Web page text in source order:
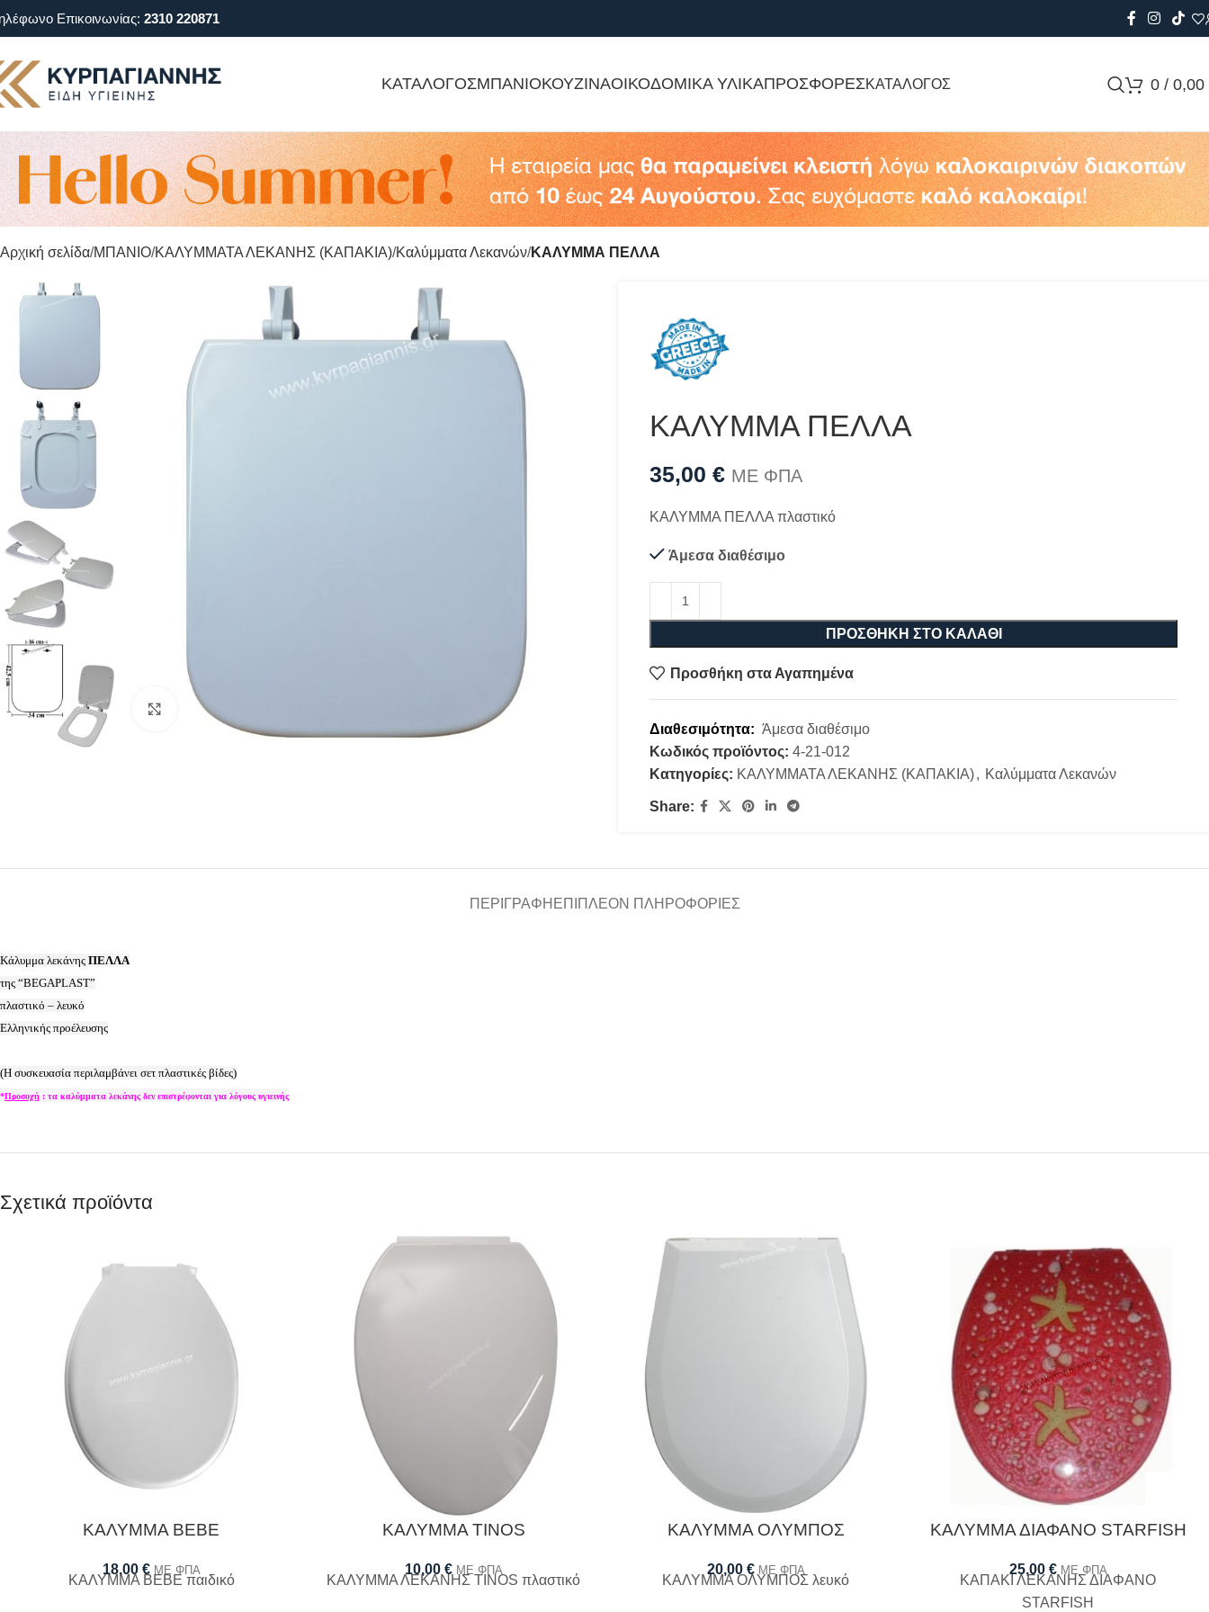
Επικοινωνίας: 2310 220871
ΚΑΤΑΛΟΓΟΣΜΠΑΝΙΟΚΟΥΖΙΝΑΟΙΚΟΔΟΜΙΚΑ ΥΛΙΚΑΠΡΟΣΦΟΡΕΣΚΑΤΑΛΟΓΟΣ 0 / 0,00
Αρχική σελίδα ΜΠΑΝΙΟ ΚΑΛΥΜΜΑΤΑ ΛΕΚΑΝΗΣ (ΚΑΠΑΚΙΑ) Καλύμματα Λεκανών ΚΑΛΥΜΜΑ ΠΕΛΛΑ
Προβολή
ΚΑΛΥΜΜΑ ΠΕΛΛΑ
35,00 € ΜΕ ΦΠΑ
ΚΑΛΥΜΜΑ ΠΕΛΛΑ πλαστικό
Άμεσα διαθέσιμο
ΠΡΟΣΘΉΚΗ ΣΤΟ ΚΑΛΆΘΙ
Προσθήκη στα Αγαπημένα
Διαθεσιμότητα: Άμεσα διαθέσιμο
Κωδικός προϊόντος: 4-21-012
Κατηγορίες: ΚΑΛΥΜΜΑΤΑ ΛΕΚΑΝΗΣ (ΚΑΠΑΚΙΑ), Καλύμματα Λεκανών
Share:
ΠΕΡΙΓΡΑΦΉ ΕΠΙΠΛΈΟΝ ΠΛΗΡΟΦΟΡΊΕΣ
Κάλυμμα λεκάνης ΠΕΛΛΑ
της “BEGAPLAST”
πλαστικό – λευκό
Ελληνικής προέλευσης
(Η συσκευασία περιλαμβάνει σετ πλαστικές βίδες)
*Προσοχή : τα καλύμματα λεκάνης δεν επιστρέφονται για λόγους υγιεινής
Σχετικά προϊόντα
ΚΑΛΥΜΜΑ BEBE
18,00 € ΜΕ ΦΠΑ
ΚΑΛΥΜΜΑ BEBE παιδικό
ΚΑΛΥΜΜΑ TINOS
10,00 € ΜΕ ΦΠΑ
ΚΑΛΥΜΜΑ ΛΕΚΑΝΗΣ TINOS πλαστικό
ΚΑΛΥΜΜΑ ΟΛΥΜΠΟΣ
20,00 € ΜΕ ΦΠΑ
ΚΑΛΥΜΜΑ ΟΛΥΜΠΟΣ λευκό
ΚΑΛΥΜΜΑ ΔΙΑΦΑΝΟ STARFISH
25,00 € ΜΕ ΦΠΑ
ΚΑΠΑΚΙ ΛΕΚΑΝΗΣ ΔΙΑΦΑΝΟ
STARFISH